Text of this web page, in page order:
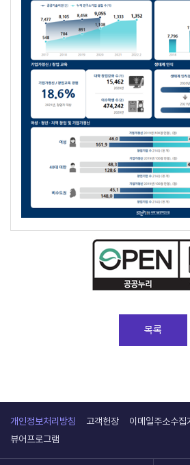
목록
개인정보처리방침 고객헌장 이메일주소수집
뷰어프로그램